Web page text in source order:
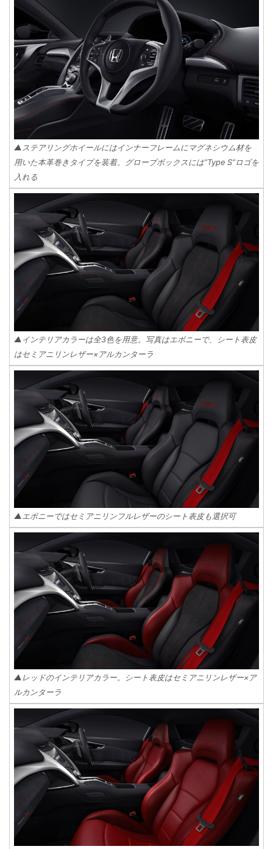
▲ステアリングホイールにはインナーフレームにマグネシウム材を
用いた本革巻きタイプを装着。グローブボックスには“Type S”ロゴを
入れる
▲インテリアカラーは全3色を用意。写真はエボニーで、シート表皮
はセミアニリンレザー×アルカンターラ
▲エボニーではセミアニリンフルレザーのシート表皮も選択可
▲レッドのインテリアカラー。シート表皮はセミアニリンレザー×ア
ルカンターラ